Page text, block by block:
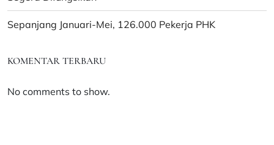
Sepanjang Januari-Mei, 126.000 Pekerja PHK
KOMENTAR TERBARU
No comments to show.